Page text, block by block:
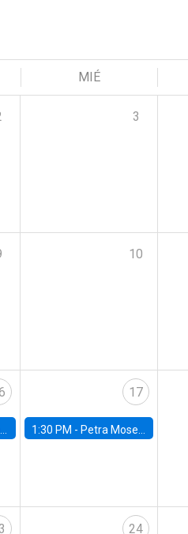
MIÉ
3
10
17
1:30 PM - Petra Moser, NYU Stern
24